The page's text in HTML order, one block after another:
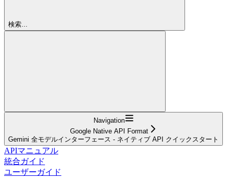
検索...
Navigation
Google Native API Format
Gemini 全モデルインターフェース - ネイティブ API クイックスタート
APIマニュアル
統合ガイド
ユーザーガイド